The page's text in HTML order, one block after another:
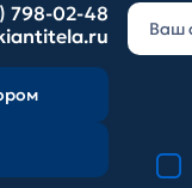
798-02-48